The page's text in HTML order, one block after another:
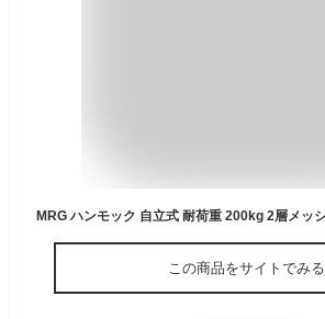
この商品をサイトでみる